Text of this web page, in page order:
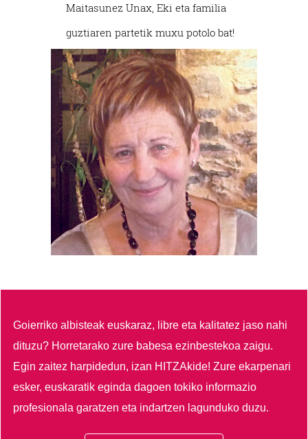
Maitasunez Unax, Eki eta familia
guztiaren partetik muxu potolo bat!
Goierriko albisteak euskaraz, libre eta kalitatez jaso nahi
dituzu? Horretarako zure babesa ezinbestekoa zaigu.
Egin zaitez harpidedun, izan HITZAkide!Zure ekarpenari
esker, euskaratik eginda dagoen tokiko informazio
profesionala garatzen eta indartzen lagunduko duzu.